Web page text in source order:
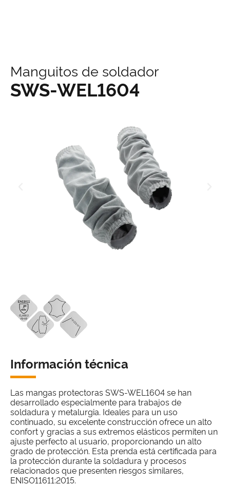
Manguitos de soldador
SWS-WEL1604
Información técnica
Las mangas protectoras SWS-WEL1604 se han
desarrollado especialmente para trabajos de
soldadura y metalurgia. Ideales para un uso
continuado, su excelente construcción ofrece un alto
confort y gracias a sus extremos elásticos permiten un
ajuste perfecto al usuario, proporcionando un alto
grado de protección. Esta prenda está certificada para
la protección durante la soldadura y procesos
relacionados que presenten riesgos similares,
ENISO11611:2015.